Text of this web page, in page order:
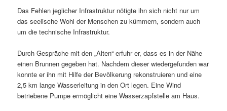
Das Fehlen jeglicher Infrastruktur nötigte ihn sich nicht nur um
das seelische Wohl der Menschen zu kümmern, sondern auch
um die technische Infrastruktur.
Durch Gespräche mit den „Alten“ erfuhr er, dass es in der Nähe
einen Brunnen gegeben hat. Nachdem dieser wiedergefunden war
konnte er ihn mit Hilfe der Bevölkerung rekonstruieren und eine
2,5 km lange Wasserleitung in den Ort legen. Eine Wind
betriebene Pumpe ermöglicht eine Wasserzapfstelle am Haus.